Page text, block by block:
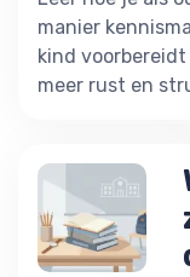
manier
kind
meer rust en